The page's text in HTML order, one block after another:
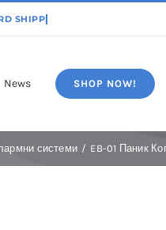
News SHOP NOW!
системи EB-01 Паник